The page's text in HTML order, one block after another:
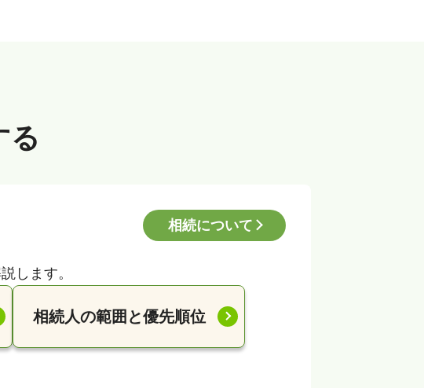
る
します。
相続人の範囲と優先順位
相続について